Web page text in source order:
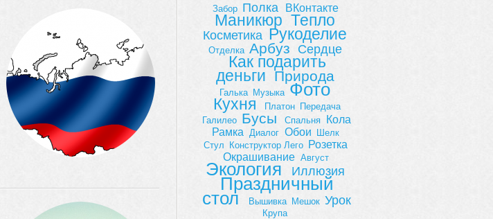
Забор Полка ВКонтакте
Маникюр Тепло
Косметика Рукоделие
Отделка Арбуз Сердце
Как подарить
деньги Природа
Галька Музыка Фото
Кухня Платон
Передача
Галилео Бусы Спальня
Кола
Рамка
Диалог Обои
Шелк
Стул
Конструктор Лего Розетка
Окрашивание Август
Экология Иллюзия
Праздничный
стол Вышивка Мешок Урок
Крупа